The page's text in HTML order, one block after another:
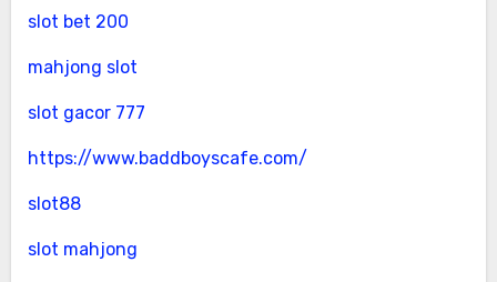
slot bet 200
mahjong slot
slot gacor 777
https://www.baddboyscafe.com/
slot88
slot mahjong